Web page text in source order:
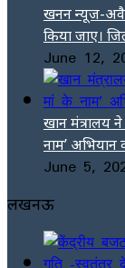
खनन न्यूज-
किया जाए।
June 12,
खान मंत्रालय
नाम’
June 5,
लखनऊ